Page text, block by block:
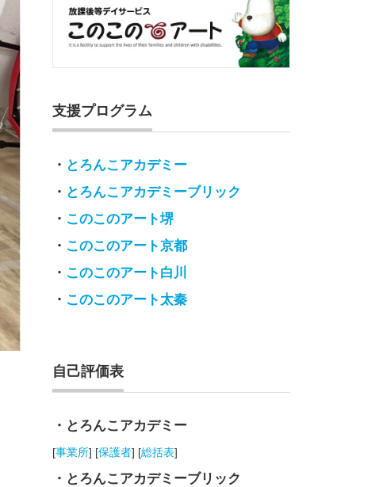
支援プログラム
・ とろんこアカデミー
・ とろんこアカデミーブリック
・ このこのアート堺
・ このこのアート京都
・ このこのアート白川
・ このこのアート太秦
自己評価表
・とろんこアカデミー
[事業所] [保護者] [総括表]
・とろんこアカデミーブリック